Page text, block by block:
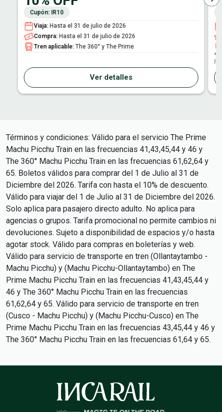
Cupón: IR10
Viaja: Hasta el 31 de julio de 2026
Compra: Hasta el 31 de julio de 2026
Tren aplicable:The 360° y The Prime
Ver detalles
Términos y condiciones: Válido para el servicio The Prime
Machu Picchu Train en las frecuencias 41,43,45,44 y 46 y
The 360° Machu Picchu Train en las frecuencias 61,62,64 y
65. Boletos válidos para comprar del 1 de Julio al 31 de
Diciembre del 2026. Tarifa con hasta el 10% de descuento.
Válido para viajar del 1 de Julio al 31 de Diciembre del 2026.
Solo aplica para pasajero directo adulto. No aplica para
agencias o grupos. Tarifa promocional no permite cambios ni
devoluciones. Sujeto a disponibilidad de espacios y/o hasta
agotar stock. Válido para compras en boleterías y web.
Válido para servicio de transporte en tren (Ollantaytambo -
Machu Picchu) y (Machu Picchu-Ollantaytambo) en The
Prime Machu Picchu Train en las frecuencias 41,43,45,44 y
46 y The 360° Machu Picchu Train en las frecuencias
61,62,64 y 65. Válido para servicio de transporte en tren
(Cusco - Machu Picchu) y (Machu Picchu-Cusco) en The
Prime Machu Picchu Train en las frecuencias 43,45,44 y 46 y
The 360° Machu Picchu Train en las frecuencias 61,64 y 65.